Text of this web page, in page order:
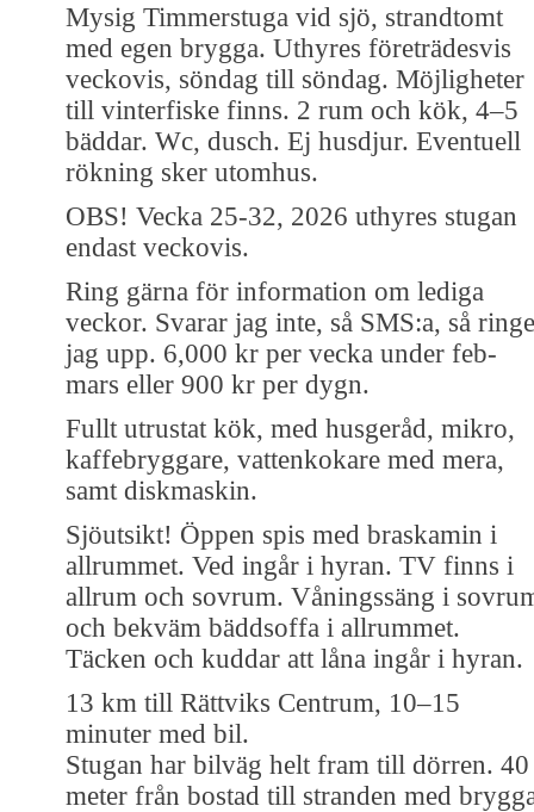
Mysig Timmerstuga vid sjö, strandtomt
med egen brygga. Uthyres företrädesvis
veckovis, söndag till söndag. Möjligheter
till vinterfiske finns. 2 rum och kök, 4–5
bäddar. Wc, dusch. Ej husdjur. Eventuell
rökning sker utomhus.
OBS! Vecka 25-32, 2026 uthyres stugan
endast veckovis.
Ring gärna för information om lediga
veckor. Svarar jag inte, så SMS:a, så
jag upp. 6,000 kr per vecka under feb-
mars eller 900 kr per dygn.
Fullt utrustat kök, med husgeråd, mikro,
kaffebryggare, vattenkokare med mera,
samt diskmaskin.
Sjöutsikt! Öppen spis med braskamin i
allrummet. Ved ingår i hyran. TV finns i
allrum och sovrum. Våningssäng i
och bekväm bäddsoffa i allrummet.
Täcken och kuddar att låna ingår i hyran.
13 km till Rättviks Centrum, 10–15
minuter med bil.
Stugan har bilväg helt fram till dörren. 40
meter från bostad till stranden med